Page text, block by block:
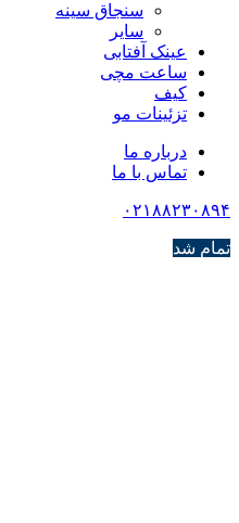
سنجاق سینه
سایر
عینک آفتابی
ساعت مچی
کیف
تزئینات مو
درباره ما
تماس با ما
۰۲۱۸۸۲۳۰۸۹۴
تمام شد